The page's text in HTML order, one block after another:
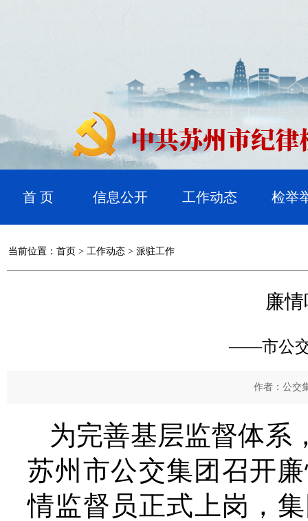
首 页 信息公开 工作动态 检举
当前位置： 首页 > 工作动态 > 派驻工作
廉
——市公交
作者：公
为完善基层监督体系
苏州市公交集团召开
情监督员正式上岗，